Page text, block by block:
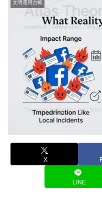
文明運用台帳
X
LINE